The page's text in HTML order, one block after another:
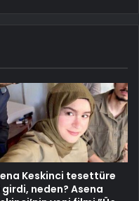
Keskinci tesettüre
girdi, neden? Asena